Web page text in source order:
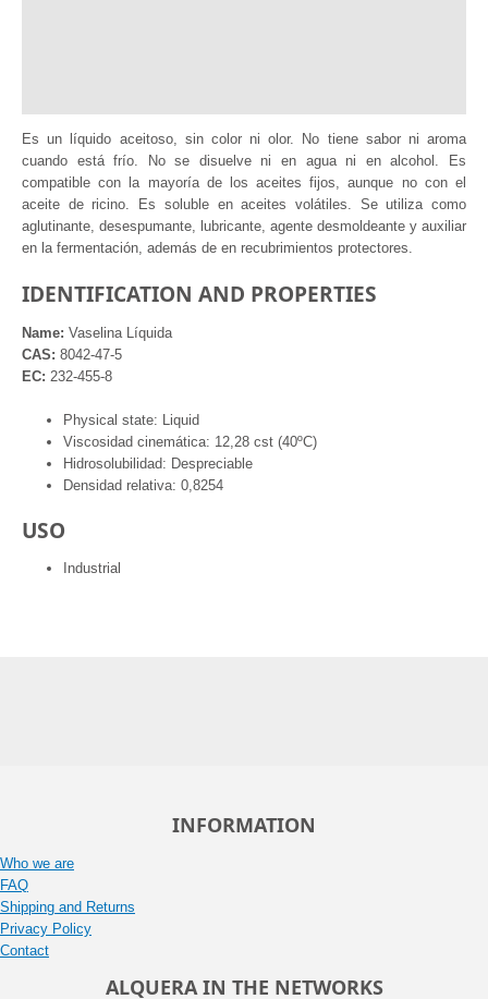
Es un líquido aceitoso, sin color ni olor. No tiene sabor ni aroma
cuando está frío. No se disuelve ni en agua ni en alcohol. Es
compatible con la mayoría de los aceites fijos, aunque no con el
aceite de ricino. Es soluble en aceites volátiles. Se utiliza como
aglutinante, desespumante, lubricante, agente desmoldeante y auxiliar
en la fermentación, además de en recubrimientos protectores.
IDENTIFICATION AND PROPERTIES
Name: Vaselina Líquida
CAS: 8042-47-5
EC: 232-455-8
Physical state: Liquid
Viscosidad cinemática: 12,28 cst (40ºC)
Hidrosolubilidad: Despreciable
Densidad relativa: 0,8254
USO
Industrial
INFORMATION
Who we are
FAQ
Shipping and Returns
Privacy Policy
Contact
ALQUERA IN THE NETWORKS